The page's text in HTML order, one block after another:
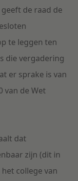
de raad de
te leggen ten
die vergadering
er sprake is van
van de Wet
dat
zijn (dit in
college van